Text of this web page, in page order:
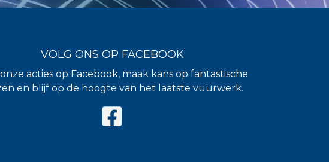
VOLG ONS OP FACEBOOK
acties op Facebook, maak kans op fantastische
en blijf op de hoogte van het laatste vuurwerk.